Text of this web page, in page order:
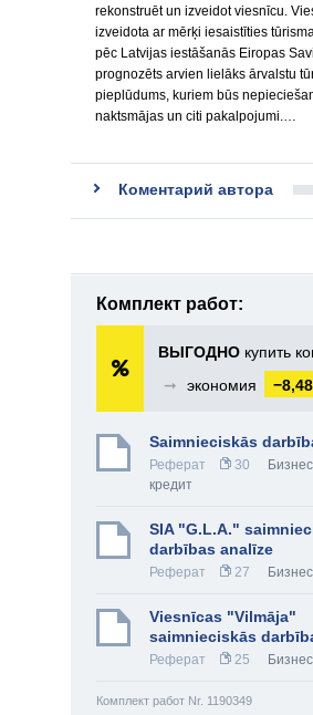
rekonstruēt un izveidot viesnīcu.
izveidota ar mērķi iesaistīties
pēc Latvijas iestāšanās Eiropas
prognozēts arvien lielāks ārvalstu
pieplūdums, kuriem būs
naktsmājas un citi pakalpojumi.…
Коментарий автора
Комплект работ:
ВЫГОДНО купить
➞
экономия
Saimnieciskās
Реферат 30 Бизнес
кредит
SIA "G.L.A."
darbības analīze
Реферат 27 Бизнес
Viesnīcas "Vilmāja"
saimnieciskās
Реферат 25 Бизнес
Комплект работ Nr. 1190349